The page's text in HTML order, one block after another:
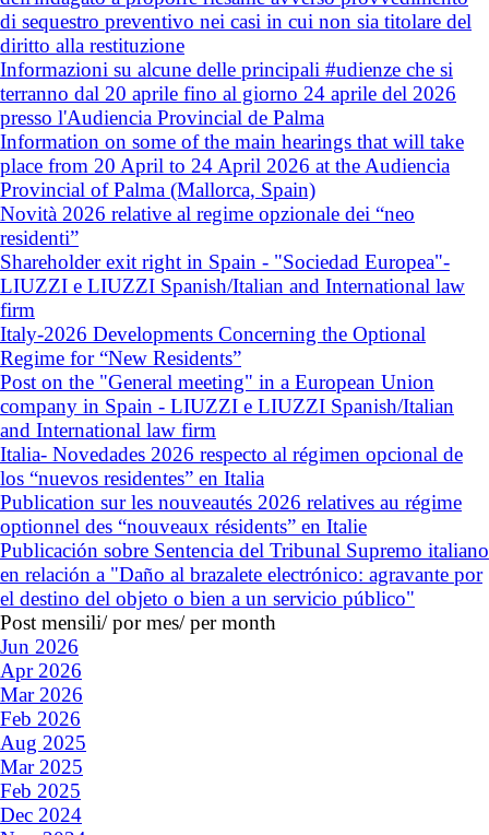
di sequestro preventivo nei casi in cui non sia titolare del
diritto alla restituzione
Informazioni su alcune delle principali #udienze che si
terranno dal 20 aprile fino al giorno 24 aprile del 2026
presso l'Audiencia Provincial de Palma
Information on some of the main hearings that will take
place from 20 April to 24 April 2026 at the Audiencia
Provincial of Palma (Mallorca, Spain)
Novità 2026 relative al regime opzionale dei “neo
residenti”
Shareholder exit right in Spain - "Sociedad Europea"-
LIUZZI e LIUZZI Spanish/Italian and International law
firm
Italy-2026 Developments Concerning the Optional
Regime for “New Residents”
Post on the "General meeting" in a European Union
company in Spain - LIUZZI e LIUZZI Spanish/Italian
and International law firm
Italia- Novedades 2026 respecto al régimen opcional de
los “nuevos residentes” en Italia
Publication sur les nouveautés 2026 relatives au régime
optionnel des “nouveaux résidents” en Italie
Publicación sobre Sentencia del Tribunal Supremo italiano
en relación a "Daño al brazalete electrónico: agravante por
el destino del objeto o bien a un servicio público"
Post mensili/ por mes/ per month
Jun 2026
Apr 2026
Mar 2026
Feb 2026
Aug 2025
Mar 2025
Feb 2025
Dec 2024